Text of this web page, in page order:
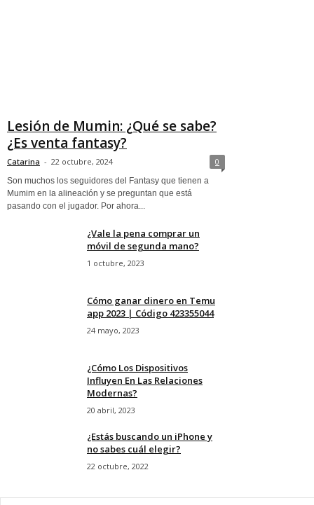
Lesión de Mumin: ¿Qué se sabe?
¿Es venta fantasy?
Catarina - 22 octubre, 2024 0
Son muchos los seguidores del Fantasy que tienen a
Mumim en la alineación y se preguntan que está
pasando con el jugador. Por ahora...
¿Vale la pena comprar un
móvil de segunda mano?
1 octubre, 2023
Cómo ganar dinero en Temu
app 2023 | Código 423355044
24 mayo, 2023
¿Cómo Los Dispositivos
Influyen En Las Relaciones
Modernas?
20 abril, 2023
¿Estás buscando un iPhone y
no sabes cuál elegir?
22 octubre, 2022